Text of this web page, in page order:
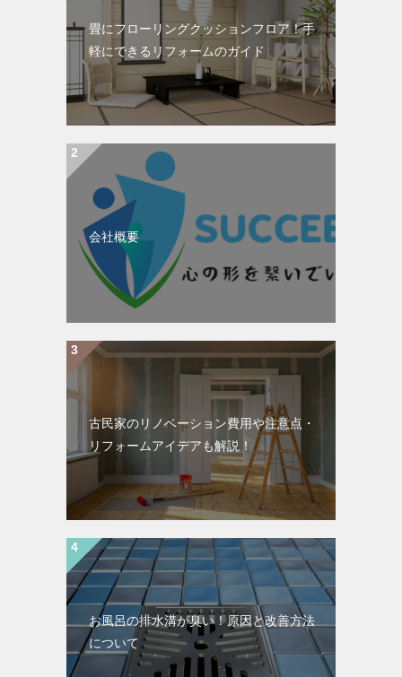
畳にフローリングクッションフロア！手
軽にできるリフォームのガイド
会社概要
古民家のリノベーション費用や注意点・
リフォームアイデアも解説！
お風呂の排水溝が臭い！原因と改善方法
について